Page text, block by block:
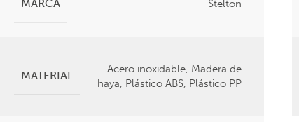
MARCA Stelton
MATERIAL
Acero inoxidable, Madera de
haya, Plástico ABS, Plástico PP